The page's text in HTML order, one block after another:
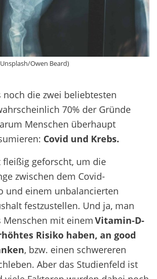
Owen Beard)
noch die zwei beliebtesten
70% der Gründe
Menschen überhaupt
: Covid und Krebs.
fleißig geforscht, um die
zwischen dem Covid-
und einem unbalancierten
festzustellen. Und ja, man
Menschen mit einemVitamin-D-
Risiko haben, an good
, bzw. einen schwereren
Aber das Studienfeld ist